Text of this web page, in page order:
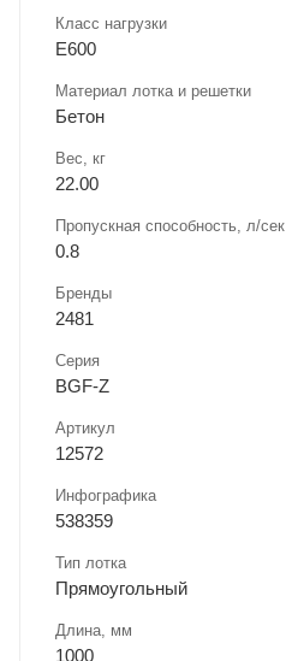
Класс нагрузки
E600
Материал лотка и решетки
Бетон
Вес, кг
22.00
Пропускная способность, л/сек
0.8
Бренды
2481
Серия
BGF-Z
Артикул
12572
Инфографика
538359
Тип лотка
Прямоугольный
Длина, мм
1000